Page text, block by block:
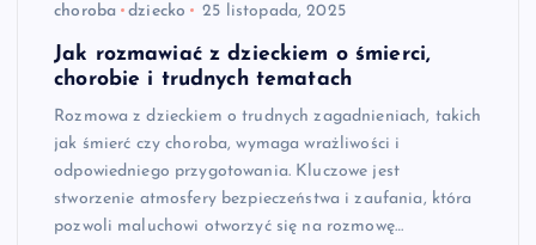
choroba dziecko 25 listopada, 2025
Jak rozmawiać z dzieckiem o śmierci,
chorobie i trudnych tematach
Rozmowa z dzieckiem o trudnych zagadnieniach, takich
jak śmierć czy choroba, wymaga wrażliwości i
odpowiedniego przygotowania. Kluczowe jest
stworzenie atmosfery bezpieczeństwa i zaufania, która
pozwoli maluchowi otworzyć się na rozmowę…